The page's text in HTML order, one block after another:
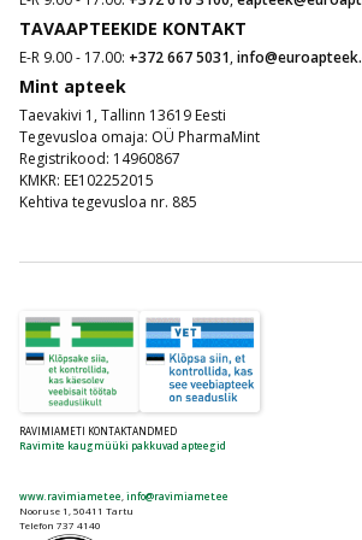
Eucerin Hyaluron-Filler + Elasticity
• Tumedad ringid silmade all tunduvad
• SPF 20;
• Niisutab nahka, parandab elastsust.
Eucerin Hyaluron-Filler + Elasticity
küpsele nahale 15 ml
TAVAAPTEEKIDE KONTAKT
E-R 9.00 - 17.00: +372 667 5031,
Mint apteek
Taevakivi 1, Tallinn 13619 Eesti
Tegevusloa omaja: OÜ PharmaMint
Registrikood: 14960867
KMKR: EE102252015
Kehtiva tegevusloa nr. 885
RAVIMIAMETI KONTAKTANDMED
Ravimite kaugmüüki pakkuvad apteegid
www.ravimiamet.ee info@ravimiamet.ee
Nooruse 1, 50411 Tartu
Telefon 737 4140